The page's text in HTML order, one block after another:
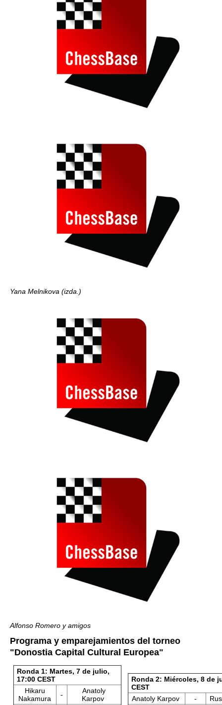
Yana Melnikova (izda.)
Alfonso Romero y amigos
Programa y emparejamientos del torneo
"Donostia Capital Cultural Europea"
Ronda 1: Martes, 7 de julio,
17:00 CEST
Hikaru
Nakamura
-
Anatoly
Karpov
Ronda 2: Miércoles, 8 de
CEST
Anatoly Karpov
-